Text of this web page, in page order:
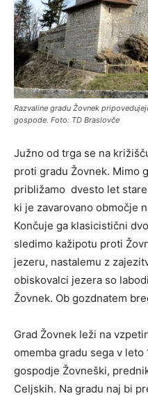
Razvaline gradu Žovnek
gospode. Foto: TD Braslovče
Južno od trga se na
proti gradu Žovnek. Mimo
približamo dvesto let
ki je zavarovano območje
Končuje ga klasicistični
sledimo kažipotu proti
jezeru, nastalemu z
obiskovalci jezera so
Žovnek. Ob gozdnatem
Grad Žovnek leži na
omemba gradu sega v
gospodje Žovneški,
Celjskih. Na gradu naj bi